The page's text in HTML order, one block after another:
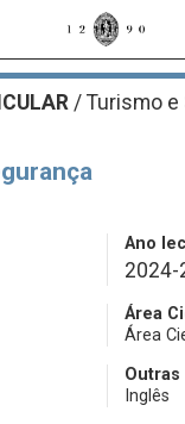
/ Turismo e
Ano
2024-
Área
Área
Outras
Inglês